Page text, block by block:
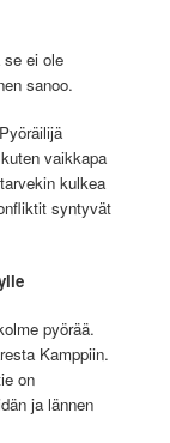
ei ole
sanoo.
vaikkapa
kulkea
syntyvät
pyörää.
Kamppiin.
on
ja lännen